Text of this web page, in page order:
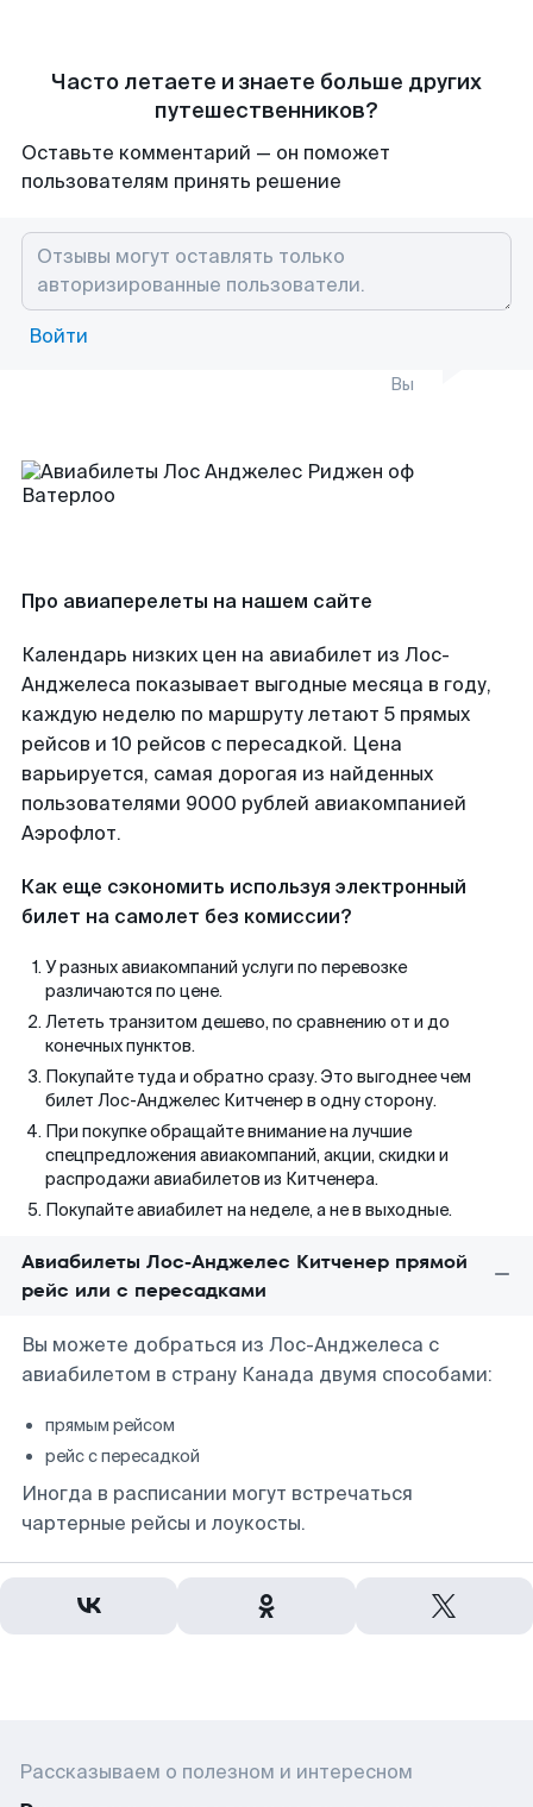
Часто летаете и знаете больше других
путешественников?
Оставьте комментарий — он поможет
пользователям принять решение
Войти
Вы
Про авиаперелеты на нашем сайте
Календарь низких цен на авиабилет из Лос-
Анджелеса показывает выгодные месяца в году,
каждую неделю по маршруту летают 5 прямых
рейсов и 10 рейсов с пересадкой. Цена
варьируется, самая дорогая из найденных
пользователями 9000 рублей авиакомпанией
Аэрофлот.
Как еще сэкономить используя электронный
билет на самолет без комиссии?
У разных авиакомпаний услуги по перевозке
различаются по цене.
Лететь транзитом дешево, по сравнению от и до
конечных пунктов.
Покупайте туда и обратно сразу. Это выгоднее чем
билет Лос-Анджелес Китченер в одну сторону.
При покупке обращайте внимание на лучшие
спецпредложения авиакомпаний, акции, скидки и
распродажи авиабилетов из Китченера.
Покупайте авиабилет на неделе, а не в выходные.
Авиабилеты Лос-Анджелес Китченер прямой
рейс или с пересадками
Вы можете добраться из Лос-Анджелеса с
авиабилетом в страну Канада двумя способами:
прямым рейсом
рейс с пересадкой
Иногда в расписании могут встречаться
чартерные рейсы и лоукосты.
Рассказываем о полезном и интересном